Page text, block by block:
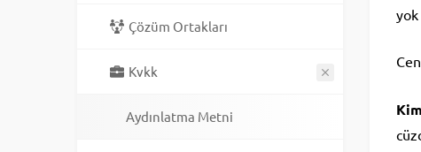
Çözüm Ortakları
Kvkk
Aydınlatma Metni